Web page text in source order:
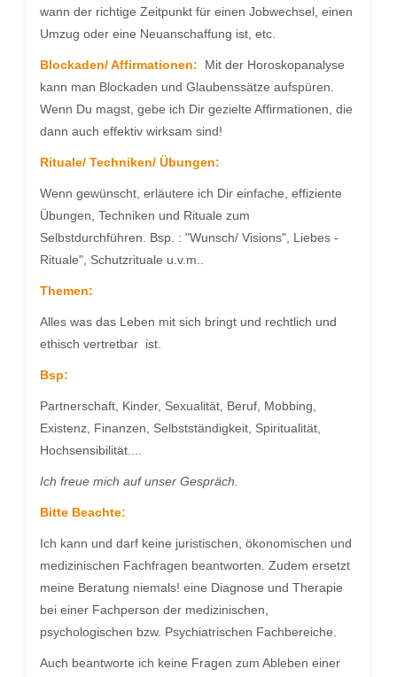
wann der richtige Zeitpunkt für einen Jobwechsel, einen
Umzug oder eine Neuanschaffung ist, etc.
Blockaden/ Affirmationen: ​ Mit der Horoskopanalyse
kann man Blockaden und Glaubenssätze aufspüren.
Wenn Du magst, gebe ich Dir gezielte Affirmationen, die
dann auch effektiv wirksam sind!
Rituale/ Techniken/ Übungen:
Wenn gewünscht, erläutere ich Dir einfache, effiziente
Übungen, Techniken und Rituale zum
Selbstdurchführen. Bsp. : "Wunsch/ Visions", Liebes -
Rituale", Schutzrituale u.v.m..
Themen:
Alles was das Leben mit sich bringt und rechtlich und
ethisch vertretbar ist.
Bsp:
Partnerschaft, Kinder, Sexualität, Beruf, Mobbing,
Existenz, Finanzen, Selbstständigkeit, Spiritualität,
Hochsensibilität....
Ich freue mich auf unser Gespräch.
Bitte Beachte:
Ich kann und darf keine juristischen, ökonomischen und
medizinischen Fachfragen beantworten. Zudem ersetzt
meine Beratung niemals! eine Diagnose und Therapie
bei einer Fachperson der medizinischen,
psychologischen bzw. Psychiatrischen Fachbereiche.
Auch beantworte ich keine Fragen zum Ableben einer